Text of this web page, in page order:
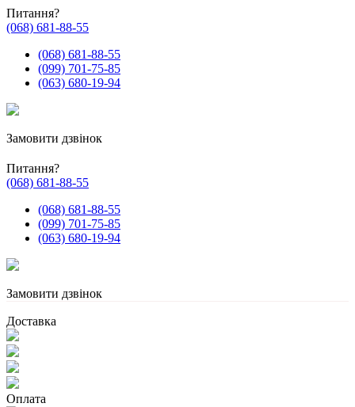
Питання?
(068) 681-88-55
(068) 681-88-55
(099) 701-75-85
(063) 680-19-94
Замовити дзвінок
Питання?
(068) 681-88-55
(068) 681-88-55
(099) 701-75-85
(063) 680-19-94
Замовити дзвінок
Доставка
Оплата